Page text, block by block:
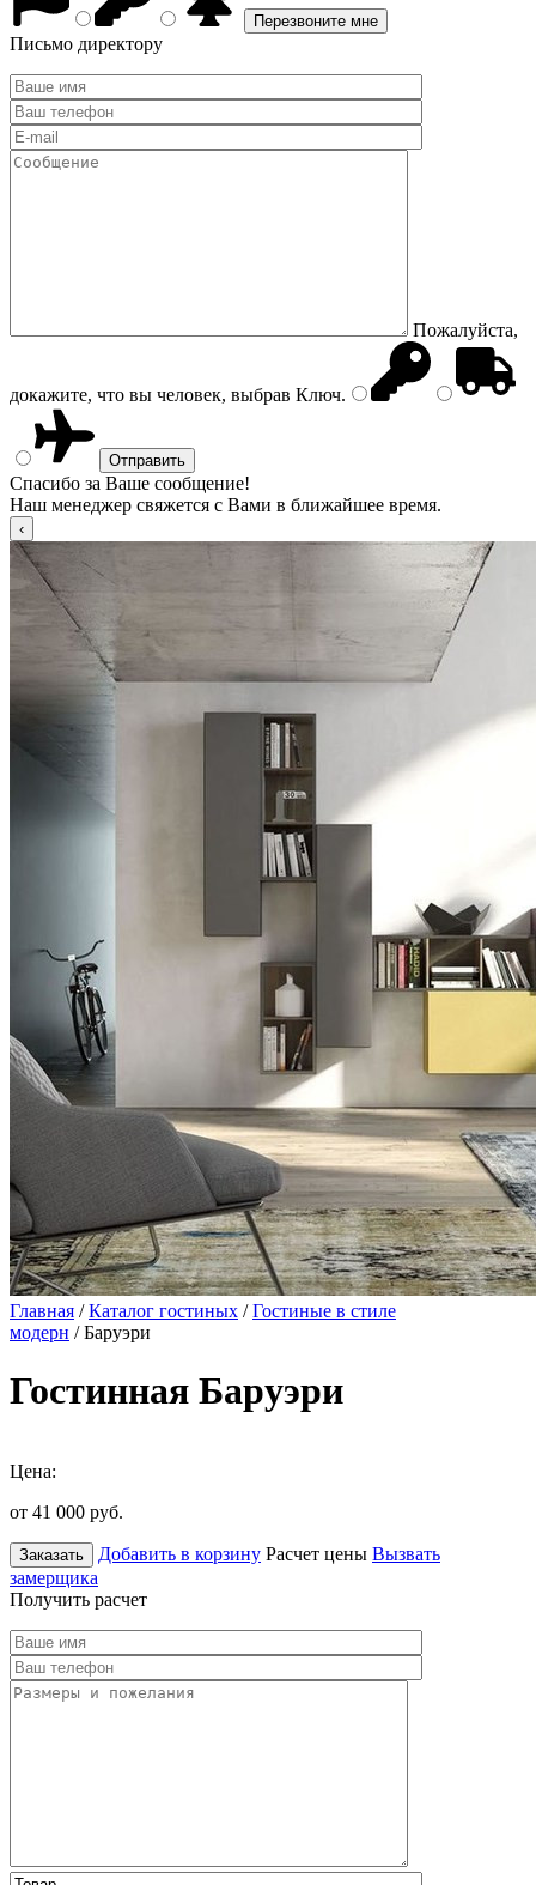
Письмо директору
Пожалуйста,
докажите, что вы человек, выбрав Ключ.
Спасибо за Ваше сообщение!
Наш менеджер свяжется с Вами в ближайшее время.
Главная /Каталог гостиных /Гостиные в стиле
модерн / Баруэри
Гостинная Баруэри
Цена:
от 41 000 руб.
Заказать Добавить в корзину Расчет цены Вызвать
замерщика
Получить расчет